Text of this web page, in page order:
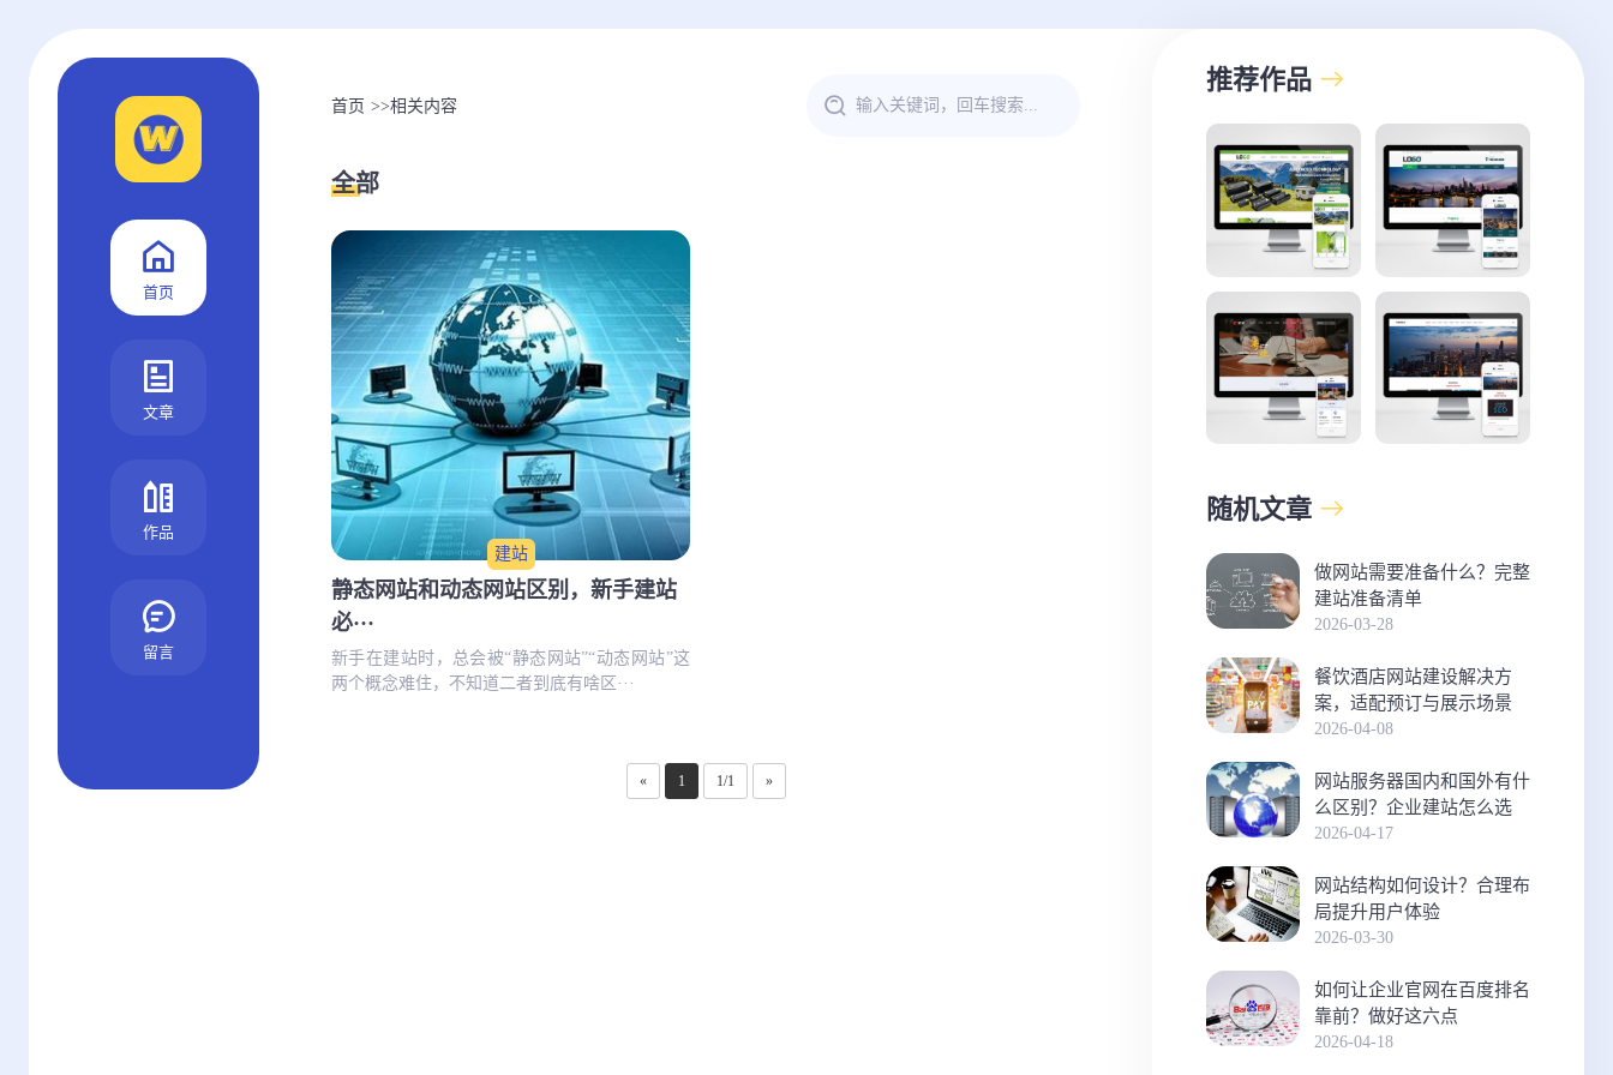
首页
文章
作品
留言
首页 >>相关内容
全部
建站
静态网站和动态网站区别，新手建站
必···
新手在建站时，总会被“静态网站”“动态网站”这
两个概念难住，不知道二者到底有啥区···
« 1 1/1 »
推荐作品
随机文章
做网站需要准备什么？完整
建站准备清单
2026-03-28
餐饮酒店网站建设解决方
案，适配预订与展示场景
2026-04-08
网站服务器国内和国外有什
么区别？企业建站怎么选
2026-04-17
网站结构如何设计？合理布
局提升用户体验
2026-03-30
如何让企业官网在百度排名
靠前？做好这六点
2026-04-18